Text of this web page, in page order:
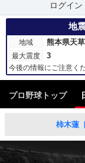
ログイン
地
地域 熊本県天
最大震度
3
今後の情報にご注意く
プロ野球トップ
柿木蓮